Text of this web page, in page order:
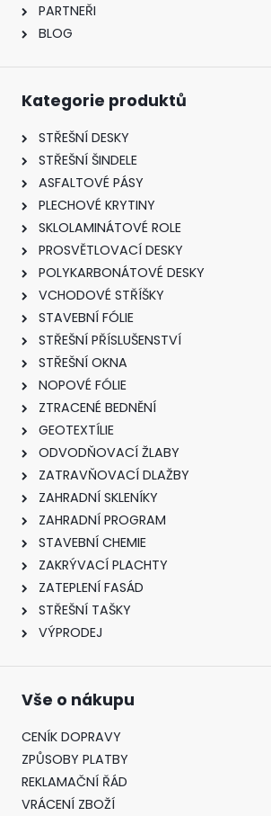
PARTNEŘI
BLOG
Kategorie produktů
STŘEŠNÍ DESKY
STŘEŠNÍ ŠINDELE
ASFALTOVÉ PÁSY
PLECHOVÉ KRYTINY
SKLOLAMINÁTOVÉ ROLE
PROSVĚTLOVACÍ DESKY
POLYKARBONÁTOVÉ DESKY
VCHODOVÉ STŘÍŠKY
STAVEBNÍ FÓLIE
STŘEŠNÍ PŘÍSLUŠENSTVÍ
STŘEŠNÍ OKNA
NOPOVÉ FÓLIE
ZTRACENÉ BEDNĚNÍ
GEOTEXTÍLIE
ODVODŇOVACÍ ŽLABY
ZATRAVŇOVACÍ DLAŽBY
ZAHRADNÍ SKLENÍKY
ZAHRADNÍ PROGRAM
STAVEBNÍ CHEMIE
ZAKRÝVACÍ PLACHTY
ZATEPLENÍ FASÁD
STŘEŠNÍ TAŠKY
VÝPRODEJ
Vše o nákupu
CENÍK DOPRAVY
ZPŮSOBY PLATBY
REKLAMAČNÍ ŘÁD
VRÁCENÍ ZBOŽÍ